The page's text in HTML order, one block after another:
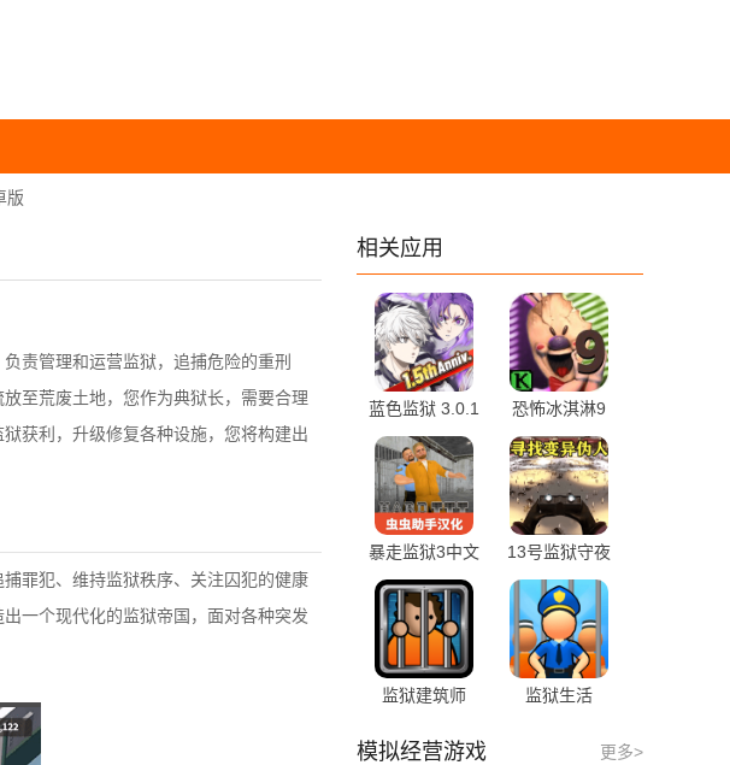
版
责管理和运营监狱，追捕危险的重刑
至荒废土地，您作为典狱长，需要合理
获利，升级修复各种设施，您将构建出
罪犯、维持监狱秩序、关注囚犯的健康
一个现代化的监狱帝国，面对各种突发
相关应用
蓝色监狱 3.0.1
官方版
恐怖冰淇淋9
1.3 最新版
暴走监狱3中文
版 v1.0.9 最新
版
13号监狱守夜
人 1.1
监狱建筑师
监狱生活
更多>
模拟经营游戏